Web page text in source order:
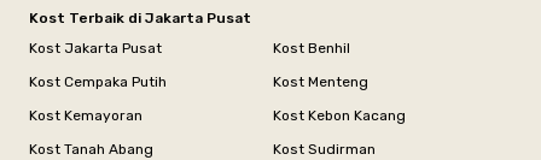
Kost Terbaik di Jakarta Pusat
Kost Jakarta Pusat
Kost Benhil
Kost Cempaka Putih
Kost Menteng
Kost Kemayoran
Kost Kebon Kacang
Kost Tanah Abang
Kost Sudirman